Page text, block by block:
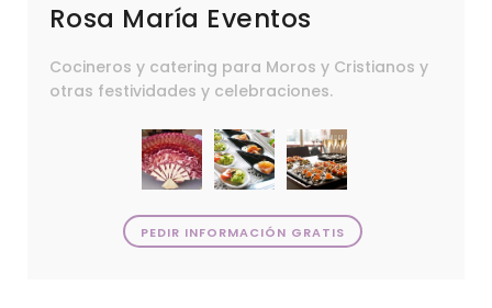
Rosa María Eventos
Cocineros y catering para Moros y Cristianos y
otras festividades y celebraciones.
PEDIR INFORMACIÓN GRATIS